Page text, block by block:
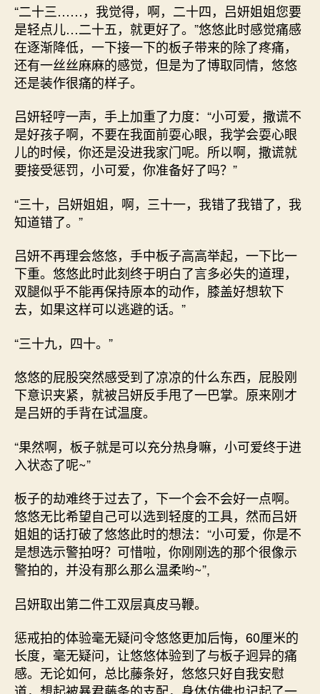
“二十三……，我觉得，啊，二十四，吕妍姐姐您要
是轻点儿…二十五，就更好了。”悠悠此时感觉痛感
在逐渐降低，一下接一下的板子带来的除了疼痛，
还有一丝丝麻麻的感觉，但是为了博取同情，悠悠
还是装作很痛的样子。
吕妍轻哼一声，手上加重了力度：“小可爱，撒谎不
是好孩子啊，不要在我面前耍心眼，我学会耍心眼
儿的时候，你还是没进我家门呢。所以啊，撒谎就
要接受惩罚，小可爱，你准备好了吗？”
“三十，吕妍姐姐，啊，三十一，我错了我错了，我
知道错了。”
吕妍不再理会悠悠，手中板子高高举起，一下比一
下重。悠悠此时此刻终于明白了言多必失的道理，
双腿似乎不能再保持原本的动作，膝盖好想软下
去，如果这样可以逃避的话。”
“三十九，四十。”
悠悠的屁股突然感受到了凉凉的什么东西，屁股刚
下意识夹紧，就被吕妍反手甩了一巴掌。原来刚才
是吕妍的手背在试温度。
“果然啊，板子就是可以充分热身嘛，小可爱终于进
入状态了呢~”
板子的劫难终于过去了，下一个会不会好一点啊。
悠悠无比希望自己可以选到轻度的工具，然而吕妍
姐姐的话打破了悠悠此时的想法：“小可爱，你是不
是想选示警拍呀？可惜啦，你刚刚选的那个很像示
警拍的，并没有那么那么温柔哟~”,
吕妍取出第二件工双层真皮马鞭。
惩戒拍的体验毫无疑问令悠悠更加后悔，60厘米的
长度，毫无疑问，让悠悠体验到了与板子迥异的痛
感。无论如何，总比藤条好，悠悠只好自我安慰